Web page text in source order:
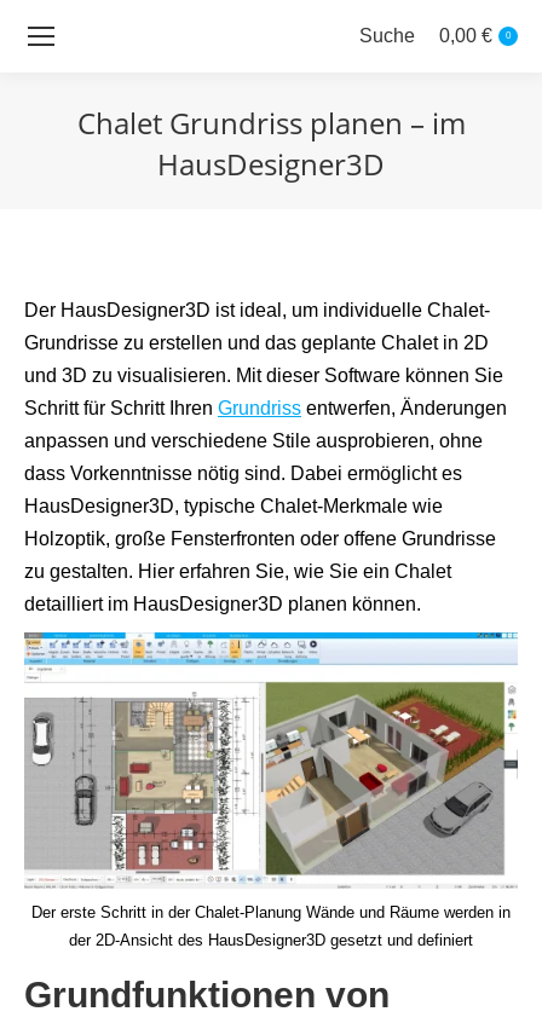
Search:
Suche 0,00 € 0
Chalet Grundriss planen – im
HausDesigner3D
Der HausDesigner3D ist ideal, um individuelle Chalet-
Grundrisse zu erstellen und das geplante Chalet in 2D
und 3D zu visualisieren. Mit dieser Software können Sie
Schritt für Schritt Ihren Grundriss entwerfen, Änderungen
anpassen und verschiedene Stile ausprobieren, ohne
dass Vorkenntnisse nötig sind. Dabei ermöglicht es
HausDesigner3D, typische Chalet-Merkmale wie
Holzoptik, große Fensterfronten oder offene Grundrisse
zu gestalten. Hier erfahren Sie, wie Sie ein Chalet
detailliert im HausDesigner3D planen können.
Der erste Schritt in der Chalet-Planung Wände und Räume werden in
der 2D-Ansicht des HausDesigner3D gesetzt und definiert
Grundfunktionen von